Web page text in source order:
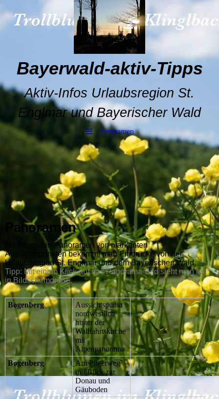
Bayerwald-aktiv-Tipps
Aktiv-Infos Urlaubsregion St.
Englmar und Bayerischer Wald
Panoramen
Panoramen
Mit folgenden Panoramen von markanten
Aussichtspunkten bekommt man Eindrücke von der
Urlaubsregion St. Englmar und dem Bayerischen Wald.
Tipp: Mit einem Klick auf das Panorama-Bild sieht man es
in Bildschirmgröße.
Bogenberg
Aussichtspunkt
nordwestlich
hinter der
Wallfahrtskirche
mit
Alpenpanorama
Bogenberg
Am Pilgerweg
mit Blick zur
Donau und
Gäuboden